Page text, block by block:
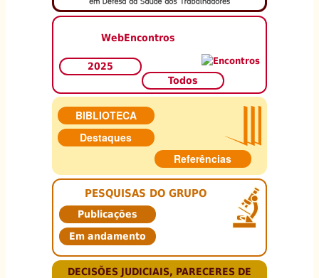
WebEncontros
2025
Todos
BIBLIOTECA
Destaques
Referências
PESQUISAS DO GRUPO
Publicações
Em andamento
DECISÕES JUDICIAIS, PARECERES DE